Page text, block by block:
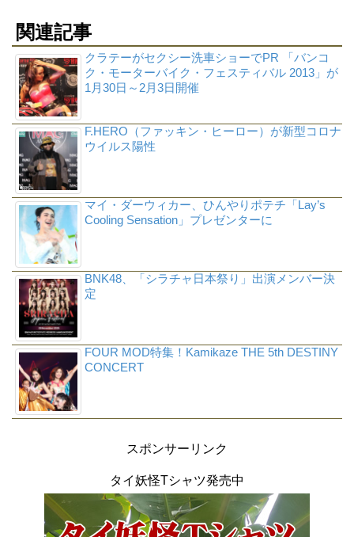
関連記事
クラテーがセクシー洗車ショーでPR 「バンコ
ク・モーターバイク・フェスティバル 2013」が
1月30日～2月3日開催
F.HERO（ファッキン・ヒーロー）が新型コロナ
ウイルス陽性
マイ・ダーウィカー、ひんやりポテチ「Lay’s
Cooling Sensation」プレゼンターに
BNK48、「シラチャ日本祭り」出演メンバー決
定
FOUR MOD特集！Kamikaze THE 5th DESTINY
CONCERT
スポンサーリンク
タイ妖怪Tシャツ発売中